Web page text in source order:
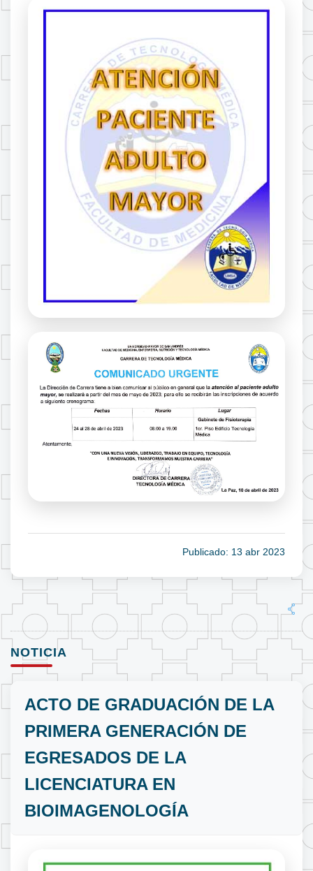
Publicado: 13 abr 2023
NOTICIA
ACTO DE GRADUACIÓN DE LA
PRIMERA GENERACIÓN DE
EGRESADOS DE LA
LICENCIATURA EN
BIOIMAGENOLOGÍA